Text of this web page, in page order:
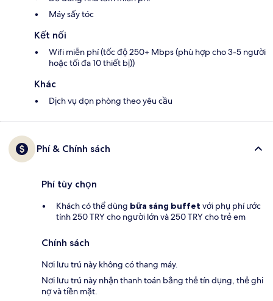
Máy sấy tóc
Kết nối
Wifi miễn phí (tốc độ 250+ Mbps (phù hợp cho 3-5 người
hoặc tối đa 10 thiết bị))
Khác
Dịch vụ dọn phòng theo yêu cầu
Phí & Chính sách
Phí tùy chọn
Khách có thể dùng bữa sáng buffet với phụ phí ước
tính 250 TRY cho người lớn và 250 TRY cho trẻ em
Chính sách
Nơi lưu trú này không có thang máy.
Nơi lưu trú này nhận thanh toán bằng thẻ tín dụng, thẻ ghi
nợ và tiền mặt.